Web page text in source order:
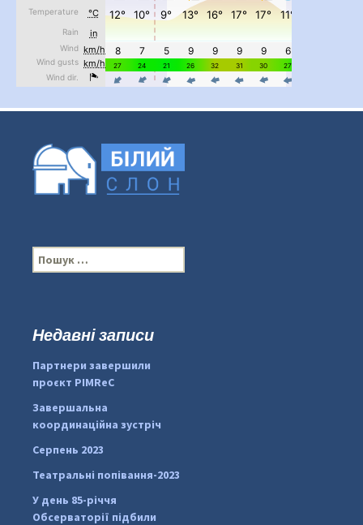
pimrec_project
#PipIvanToday
pimrec_project
П
о
:Недавні записи
Партнери завершили
проєкт PIMReC
Завершальна
координаційна зустріч
Серпень 2023
Театральні попівання-2023
У день 85-річчя
Обсерваторії підбили